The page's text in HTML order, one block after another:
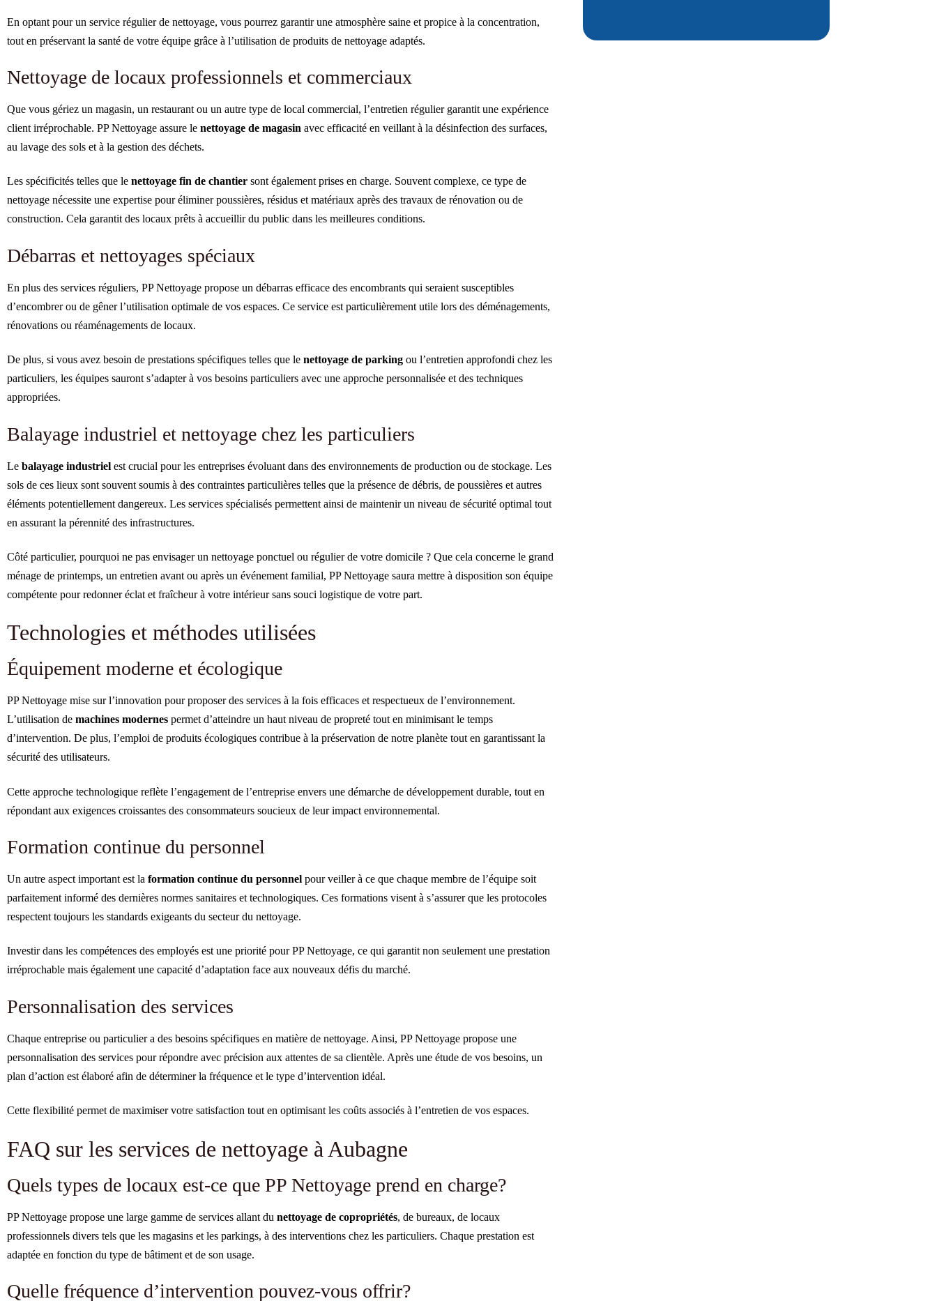
En optant pour un service régulier de nettoyage, vous pourrez garantir une atmosphère saine et propice à la concentration,
tout en préservant la santé de votre équipe grâce à l’utilisation de produits de nettoyage adaptés.
Nettoyage de locaux professionnels et commerciaux
Que vous gériez un magasin, un restaurant ou un autre type de local commercial, l’entretien régulier garantit une expérience
client irréprochable. PP Nettoyage assure le nettoyage de magasin avec efficacité en veillant à la désinfection des surfaces,
au lavage des sols et à la gestion des déchets.
Les spécificités telles que le nettoyage fin de chantier sont également prises en charge. Souvent complexe, ce type de
nettoyage nécessite une expertise pour éliminer poussières, résidus et matériaux après des travaux de rénovation ou de
construction. Cela garantit des locaux prêts à accueillir du public dans les meilleures conditions.
Débarras et nettoyages spéciaux
En plus des services réguliers, PP Nettoyage propose un débarras efficace des encombrants qui seraient susceptibles
d’encombrer ou de gêner l’utilisation optimale de vos espaces. Ce service est particulièrement utile lors des déménagements,
rénovations ou réaménagements de locaux.
De plus, si vous avez besoin de prestations spécifiques telles que le nettoyage de parking ou l’entretien approfondi chez les
particuliers, les équipes sauront s’adapter à vos besoins particuliers avec une approche personnalisée et des techniques
appropriées.
Balayage industriel et nettoyage chez les particuliers
Le balayage industriel est crucial pour les entreprises évoluant dans des environnements de production ou de stockage. Les
sols de ces lieux sont souvent soumis à des contraintes particulières telles que la présence de débris, de poussières et autres
éléments potentiellement dangereux. Les services spécialisés permettent ainsi de maintenir un niveau de sécurité optimal tout
en assurant la pérennité des infrastructures.
Côté particulier, pourquoi ne pas envisager un nettoyage ponctuel ou régulier de votre domicile ? Que cela concerne le grand
ménage de printemps, un entretien avant ou après un événement familial, PP Nettoyage saura mettre à disposition son équipe
compétente pour redonner éclat et fraîcheur à votre intérieur sans souci logistique de votre part.
Technologies et méthodes utilisées
Équipement moderne et écologique
PP Nettoyage mise sur l’innovation pour proposer des services à la fois efficaces et respectueux de l’environnement.
L’utilisation de machines modernes permet d’atteindre un haut niveau de propreté tout en minimisant le temps
d’intervention. De plus, l’emploi de produits écologiques contribue à la préservation de notre planète tout en garantissant la
sécurité des utilisateurs.
Cette approche technologique reflète l’engagement de l’entreprise envers une démarche de développement durable, tout en
répondant aux exigences croissantes des consommateurs soucieux de leur impact environnemental.
Formation continue du personnel
Un autre aspect important est la formation continue du personnel pour veiller à ce que chaque membre de l’équipe soit
parfaitement informé des dernières normes sanitaires et technologiques. Ces formations visent à s’assurer que les protocoles
respectent toujours les standards exigeants du secteur du nettoyage.
Investir dans les compétences des employés est une priorité pour PP Nettoyage, ce qui garantit non seulement une prestation
irréprochable mais également une capacité d’adaptation face aux nouveaux défis du marché.
Personnalisation des services
Chaque entreprise ou particulier a des besoins spécifiques en matière de nettoyage. Ainsi, PP Nettoyage propose une
personnalisation des services pour répondre avec précision aux attentes de sa clientèle. Après une étude de vos besoins, un
plan d’action est élaboré afin de déterminer la fréquence et le type d’intervention idéal.
Cette flexibilité permet de maximiser votre satisfaction tout en optimisant les coûts associés à l’entretien de vos espaces.
FAQ sur les services de nettoyage à Aubagne
Quels types de locaux est-ce que PP Nettoyage prend en charge?
PP Nettoyage propose une large gamme de services allant du nettoyage de copropriétés, de bureaux, de locaux
professionnels divers tels que les magasins et les parkings, à des interventions chez les particuliers. Chaque prestation est
adaptée en fonction du type de bâtiment et de son usage.
Quelle fréquence d’intervention pouvez-vous offrir?